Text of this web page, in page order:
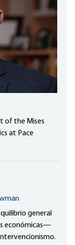
of the Mises
at Pace
general
económicas—